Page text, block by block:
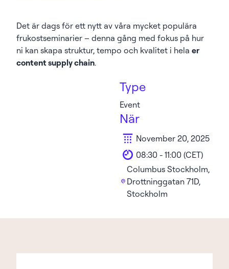
Det är dags för ett nytt av våra mycket populära
frukostseminarier – denna gång med fokus på hur
ni kan skapa struktur, tempo och kvalitet i hela er
content supply chain.
Type
Event
När
November 20, 2025
08:30 - 11:00 (CET)
Columbus Stockholm,
Drottninggatan 71D,
Stockholm